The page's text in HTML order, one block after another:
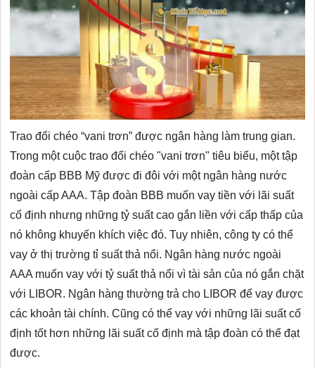
Trao đổi chéo “vani trơn” được ngân hàng làm trung gian.
Trong một cuộc trao đổi chéo "vani trơn" tiêu biểu, một tập
đoàn cấp BBB Mỹ được đi đôi với một ngân hàng nước
ngoài cấp AAA. Tập đoàn BBB muốn vay tiền với lãi suất
cố định nhưng những tỷ suất cao gắn liền với cấp thấp của
nó không khuyến khích việc đó. Tuy nhiên, công ty có thể
vay ở thị trường tỉ suất thả nổi. Ngân hàng nước ngoài
AAA muốn vay với tỷ suất thả nổi vì tài sản của nó gắn chặt
với LIBOR. Ngân hàng thường trả cho LIBOR để vay được
các khoản tài chính. Cũng có thể vay với những lãi suất cố
định tốt hơn những lãi suất cố định mà tập đoàn có thể đạt
được.